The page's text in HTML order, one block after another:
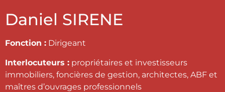
Daniel SIRENE
Fonction : Dirigeant
Interlocuteurs : propriétaires et investisseurs
immobiliers, foncières de gestion, architectes, ABF et
maîtres d’ouvrages professionnels